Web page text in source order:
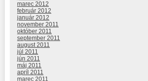
marec 2012
február 2012
január 2012
november 2011
október 2011
september 2011
august 2011
júl 2011
jún 2011
máj 2011
apríl 2011
marec 2011